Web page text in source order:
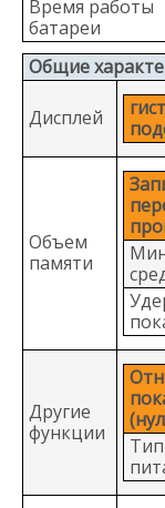
Время работы
батареи
Общие
Дисплей
Объем
памяти
Другие
функции